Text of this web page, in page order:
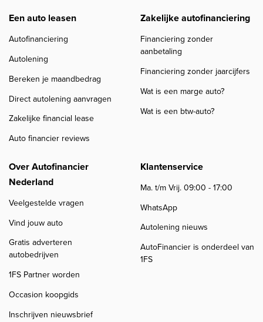
Een auto leasen
Autofinanciering
Autolening
Bereken je maandbedrag
Direct autolening aanvragen
Zakelijke financial lease
Auto financier reviews
Zakelijke autofinanciering
Financiering zonder
aanbetaling
Financiering zonder jaarcijfers
Wat is een marge auto?
Wat is een btw-auto?
Over Autofinancier
Nederland
Veelgestelde vragen
Vind jouw auto
Gratis adverteren
autobedrijven
1FS Partner worden
Occasion koopgids
Inschrijven nieuwsbrief
Klantenservice
Ma. t/m Vrij. 09:00 - 17:00
WhatsApp
Autolening nieuws
AutoFinancier is onderdeel van
1FS